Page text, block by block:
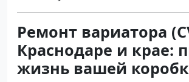
Ремонт вариатора
Краснодаре и крае:
жизнь вашей